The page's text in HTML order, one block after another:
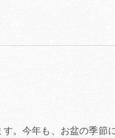
。今年も、お盆の季節